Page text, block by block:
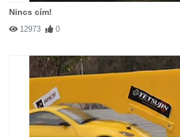
Nincs cím!
12973 0